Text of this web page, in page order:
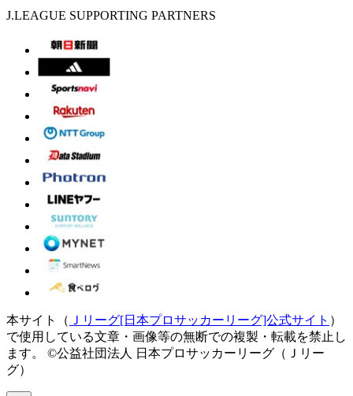
J.LEAGUE SUPPORTING PARTNERS
本サイト（ Ｊリーグ[日本プロサッカーリーグ]公式サイト ）
で使用している文章・画像等の無断での複製・転載を禁止し
ます。
©公益社団法人 日本プロサッカーリーグ（Ｊリー
グ）